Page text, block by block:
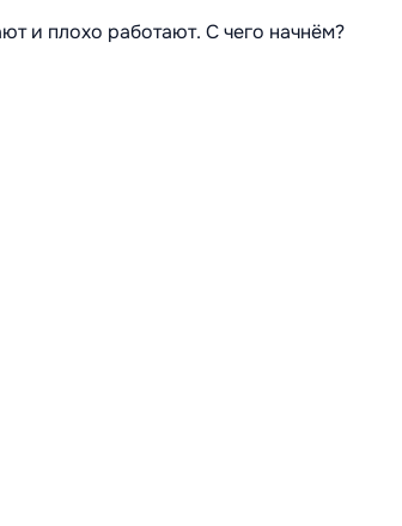
и плохо работают. С чего начнём?